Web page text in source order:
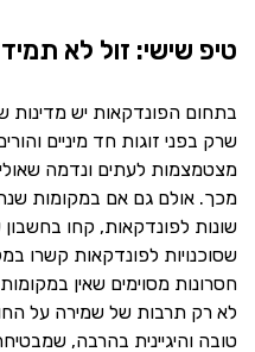
טיפ שישי: זול לא
בתחום הפונדקאות יש מדינות
שרק בפני זוגות חד מיניים
מצטמצמות לעתים ונדמה שאולי
מכך. אולם גם אם במקומות
שונות לפונדקאות, קחו
שסוכנויות לפונדקאות קשרו
חסרונות מסוימים שאין
לא רק תרבות של שמירה על
טובה והיגיינית בהרבה,